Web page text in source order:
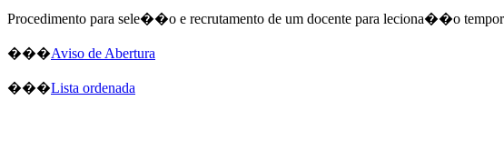
Procedimento para sele��o e recrutamento de um docente para leciona��o
���Aviso de Abertura
���Lista ordenada